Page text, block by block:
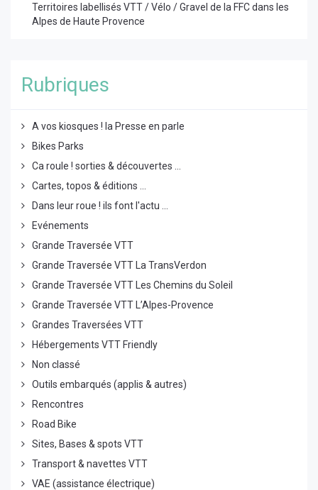
Territoires labellisés VTT / Vélo / Gravel de la FFC dans les
Alpes de Haute Provence
Rubriques
A vos kiosques ! la Presse en parle
Bikes Parks
Ca roule ! sorties & découvertes ...
Cartes, topos & éditions ...
Dans leur roue ! ils font l'actu ...
Evénements
Grande Traversée VTT
Grande Traversée VTT La TransVerdon
Grande Traversée VTT Les Chemins du Soleil
Grande Traversée VTT L’Alpes-Provence
Grandes Traversées VTT
Hébergements VTT Friendly
Non classé
Outils embarqués (applis & autres)
Rencontres
Road Bike
Sites, Bases & spots VTT
Transport & navettes VTT
VAE (assistance électrique)